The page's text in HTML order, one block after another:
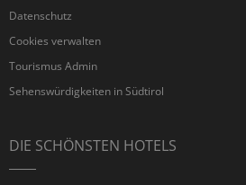
Datenschutz
Cookies verwalten
Tourismus Admin
Sehenswürdigkeiten in Südtirol
DIE SCHÖNSTEN HOTELS